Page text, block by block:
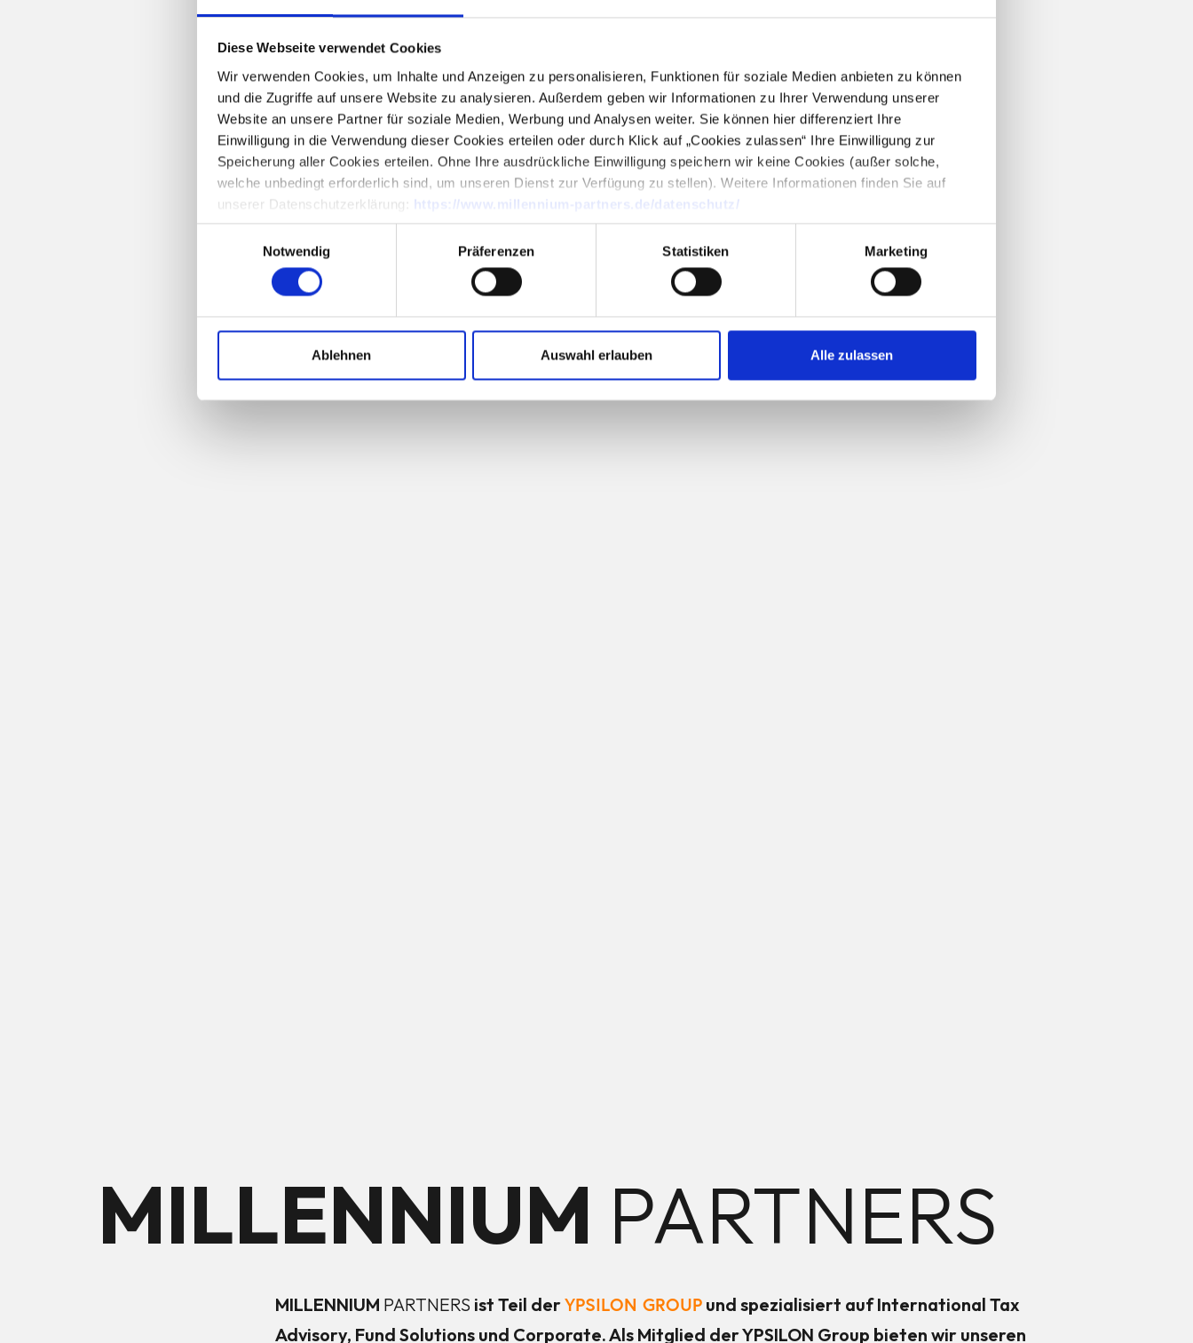
Diese Webseite verwendet Cookies
Wir verwenden Cookies, um Inhalte und Anzeigen zu personalisieren, Funktionen für soziale Medien anbieten zu können
und die Zugriffe auf unsere Website zu analysieren. Außerdem geben wir Informationen zu Ihrer Verwendung unserer
Website an unsere Partner für soziale Medien, Werbung und Analysen weiter. Sie können hier differenziert Ihre
Einwilligung in die Verwendung dieser Cookies erteilen oder durch Klick auf „Cookies zulassen“ Ihre Einwilligung zur
Speicherung aller Cookies erteilen. Ohne Ihre ausdrückliche Einwilligung speichern wir keine Cookies (außer solche,
welche unbedingt erforderlich sind, um unseren Dienst zur Verfügung zu stellen). Weitere Informationen finden Sie auf
unserer Datenschutzerklärung: https://www.millennium-partners.de/datenschutz/
Notwendig
Präferenzen Statistiken Marketing
Ablehnen Auswahl erlauben Alle zulassen
MILLENNIUM PARTNERS
MILLENNIUM PARTNERS ist Teil derYPSILON GROUP und spezialisiert auf International Tax
Advisory, Fund Solutions und Corporate. Als Mitglied der YPSILON Group bieten wir unseren